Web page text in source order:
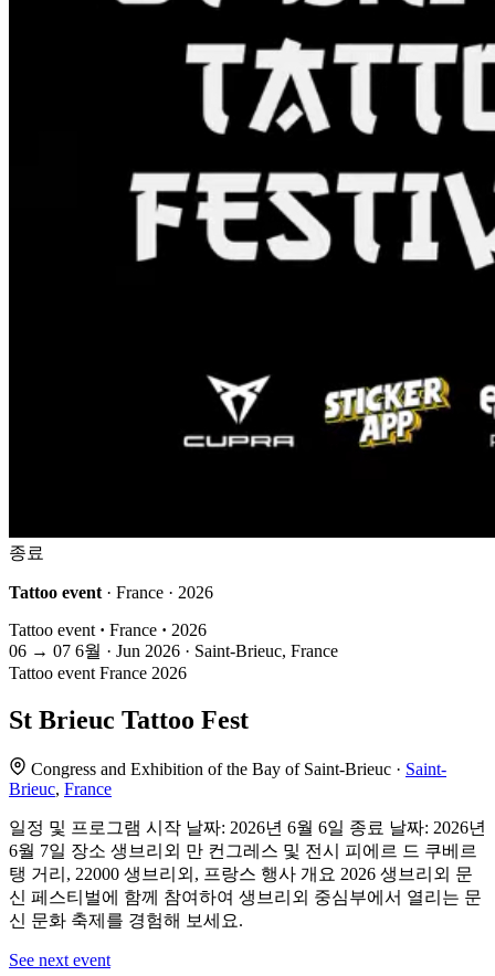
종료
Tattoo event · France · 2026
Tattoo event · France · 2026
06 → 07 6월 · Jun 2026 · Saint-Brieuc, France
Tattoo event France 2026
St Brieuc Tattoo Fest
Congress and Exhibition of the Bay of Saint-Brieuc · Saint-
Brieuc, France
일정 및 프로그램 시작 날짜: 2026년 6월 6일 종료 날짜: 2026년
6월 7일 장소 생브리외 만 컨그레스 및 전시 피에르 드 쿠베르
탱 거리, 22000 생브리외, 프랑스 행사 개요 2026 생브리외 문
신 페스티벌에 함께 참여하여 생브리외 중심부에서 열리는 문
신 문화 축제를 경험해 보세요.
See next event